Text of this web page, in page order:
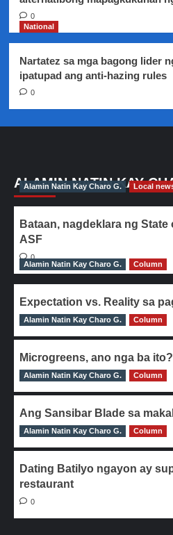
0
National
Nartatez sa mga bagong lider
ipatupad ang anti-hazing rules
0
ALAMIN NATIN KAY
Alamin Natin Kay Charo G. Local
Bataan, nagdeklara ng
ASF
0
Alamin Natin Kay Charo G.
Column
Expectation vs. Reality sa
0
Alamin Natin Kay Charo G. Column
Microgreens, ano nga ba ito?
0
Alamin Natin Kay Charo G. Column
Ang Sansibar Blade sa
0
Alamin Natin Kay Charo G. Column
Dating Batilyo ngayon ay
restaurant
0